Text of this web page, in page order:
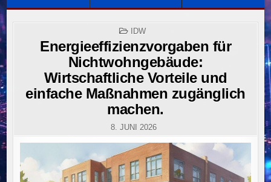
POSTED
IDW
Energieeffizienzvorgaben für
Nichtwohngebäude:
Wirtschaftliche Vorteile und
einfache Maßnahmen zugänglich
machen.
8. JUNI 2026